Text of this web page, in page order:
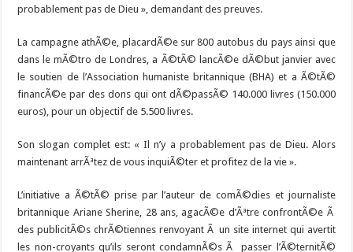
probablement pas de Dieu », demandant des preuves.
La campagne athÃ©e, placardÃ©e sur 800 autobus du pays ainsi que
dans le mÃ©tro de Londres, a Ã©tÃ© lancÃ©e dÃ©but janvier avec
le soutien de l’Association humaniste britannique (BHA) et a Ã©tÃ©
financÃ©e par des dons qui ont dÃ©passÃ© 140.000 livres (150.000
euros), pour un objectif de 5.500 livres.
Son slogan complet est: « Il n’y a probablement pas de Dieu. Alors
maintenant arrÃªtez de vous inquiÃ©ter et profitez de la vie ».
L’initiative a Ã©tÃ© prise par l’auteur de comÃ©dies et journaliste
britannique Ariane Sherine, 28 ans, agacÃ©e d’Ãªtre confrontÃ©e Ã
des publicitÃ©s chrÃ©tiennes renvoyant Ã un site internet qui avertit
les non-croyants qu’ils seront condamnÃ©s Ã passer l’Ã©ternitÃ©